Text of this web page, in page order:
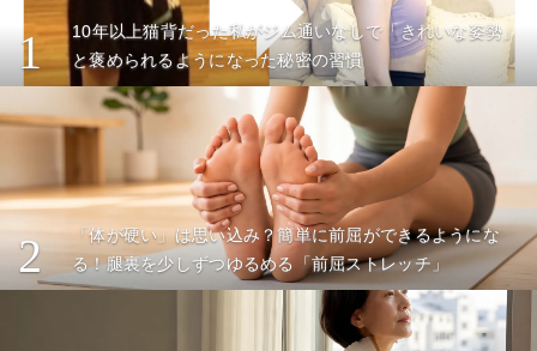
1
10年以上猫背だった私がジム通いなしで「きれいな姿勢」
と褒められるようになった秘密の習慣
2
「体が硬い」は思い込み？簡単に前屈ができるようにな
る！腿裏を少しずつゆるめる「前屈ストレッチ」